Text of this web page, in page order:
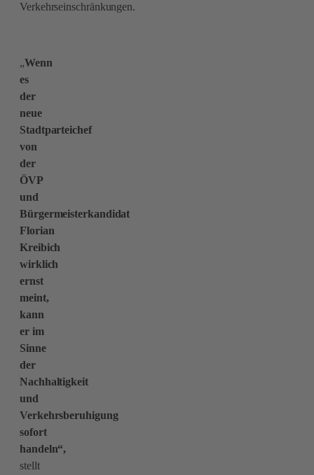
Verkehrseinschränkungen.
„Wenn
es
der
neue
Stadtparteichef
von
der
ÖVP
und
Bürgermeisterkandidat
Florian
Kreibich
wirklich
ernst
meint,
kann
er im
Sinne
der
Nachhaltigkeit
und
Verkehrsberuhigung
sofort
handeln“,
stellt